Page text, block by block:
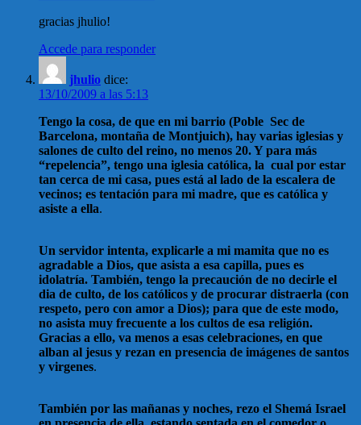
gracias jhulio!
Accede para responder
jhulio dice:
13/10/2009 a las 5:13
Tengo la cosa, de que en mi barrio (Poble Sec de
Barcelona, montaña de Montjuich), hay varias iglesias y
salones de culto del reino, no menos 20. Y para más
“repelencia”, tengo una iglesia católica, la cual por estar
tan cerca de mi casa, pues está al lado de la escalera de
vecinos; es tentación para mi madre, que es católica y
asiste a ella.
Un servidor intenta, explicarle a mi mamita que no es
agradable a Dios, que asista a esa capilla, pues es
idolatría. También, tengo la precaución de no decirle el
dia de culto, de los católicos y de procurar distraerla (con
respeto, pero con amor a Dios); para que de este modo,
no asista muy frecuente a los cultos de esa religión.
Gracias a ello, va menos a esas celebraciones, en que
alban al jesus y rezan en presencia de imágenes de santos
y virgenes.
También por las mañanas y noches, rezo el Shemá Israel